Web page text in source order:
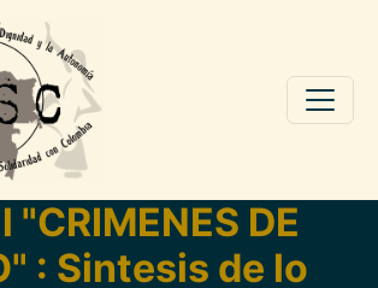
principal
"CRIMENES DE
: Sintesis de lo